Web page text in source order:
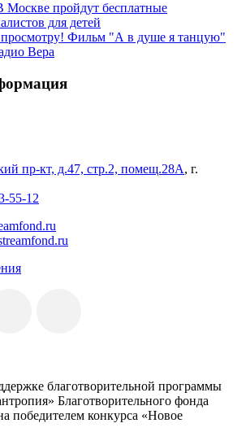
Москве пройдут бесплатные
для детей
Фильм "А в душе я танцую"
пр-кт, д.47, стр.2, помещ.28А, г.
55-12
благотворительной программы
Благотворительного фонда
победителем конкурса «Новое